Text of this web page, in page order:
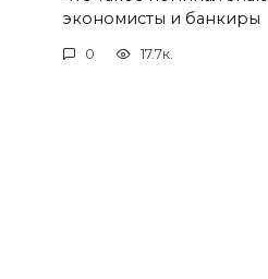
экономисты и банкиры
0 17.7к.